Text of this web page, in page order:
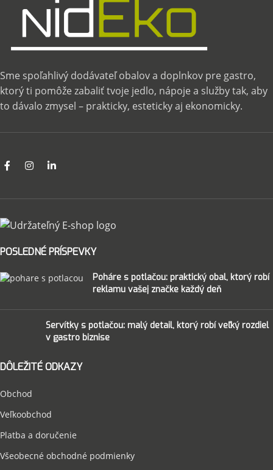
Sme spoľahlivý dodávateľ obalov a doplnkov pre gastro,
ktorý ti pomôže zabaliť tvoje jedlo, nápoje a služby tak, aby
to dávalo zmysel – prakticky, esteticky aj ekonomicky.
POSLEDNÉ PRÍSPEVKY
Poháre s potlačou: praktický obal, ktorý robí
reklamu vašej značke každý deň
Servítky s potlačou: malý detail, ktorý robí veľký rozdiel
v gastro biznise
DÔLEŽITÉ ODKAZY
Obchod
Veľkoobchod
Platba a doručenie
Všeobecné obchodné podmienky